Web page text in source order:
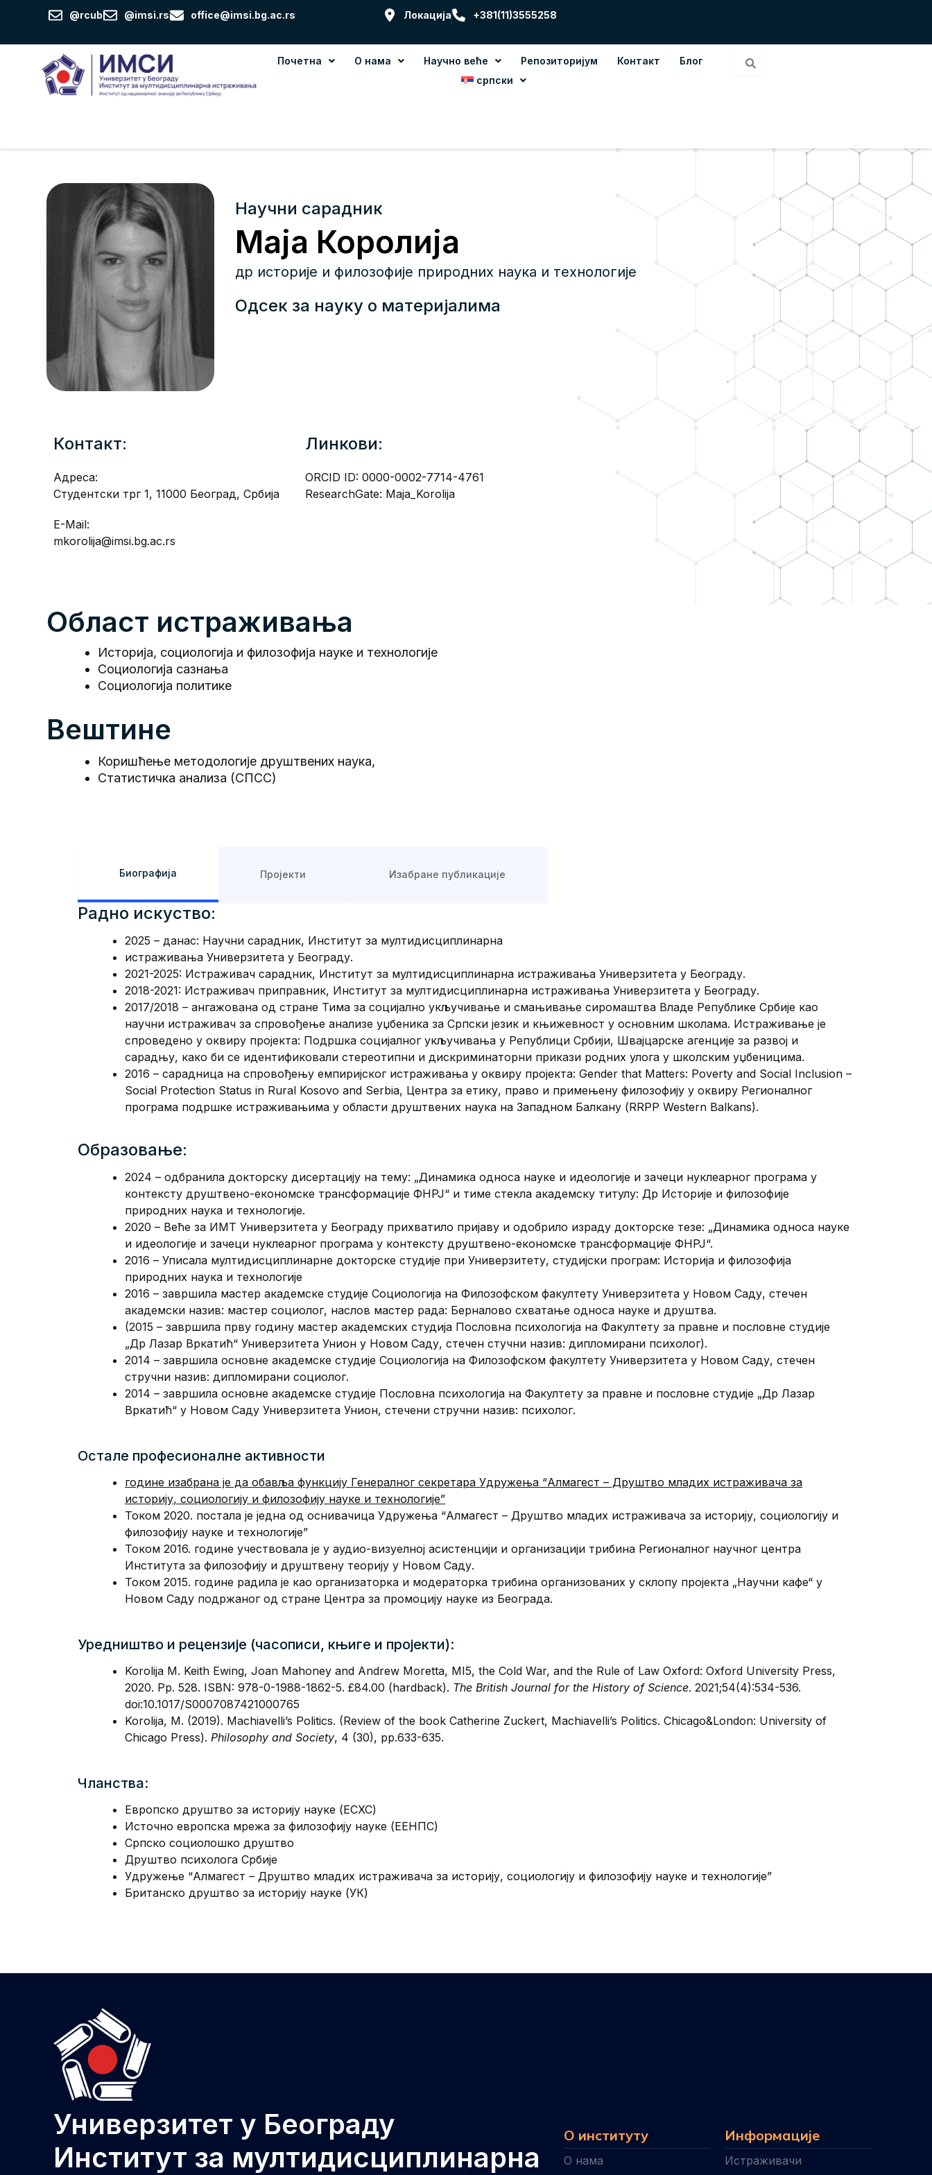
садржај
@rcub @imsi.rs office@imsi.bg.ac.rs Локација +381(11)3555258
Почетна О нама Научно веће Репозиторијум Контакт
Блог
српски
Научни сарадник
Маја Королија
др историје и филозофије природних наука и технологије
Одсек за науку о материјалима
Контакт:
Адреса:
Студентски трг 1, 11000 Београд, Србија
E-Mail:
mkorolija@imsi.bg.ac.rs
Линкови:
ORCID ID:0000-0002-7714-4761
ResearchGate: Maja_Korolija
Област истраживања
Историја, социологија и филозофија науке и технологије
Социологија сазнања
Социологија политике
Вештине
Коришћење методологије друштвених наука,
Статистичка анализа (СПСС)
Биографија Пројекти Изабране публикације
Радно искуство:
2025 – данас: Научни сарадник, Институт за мултидисциплинарна
истраживања Универзитета у Београду.
2021-2025: Истраживач сарадник, Институт за мултидисциплинарна истраживања Универзитета у Београду.
2018-2021: Истраживач приправник, Институт за мултидисциплинарна истраживања Универзитета у Београду.
2017/2018 – ангажована од стране Тима за социјално укључивање и смањивање сиромаштва Владе Републике Србије као
научни истраживач за спровођење анализе уџбеника за Српски језик и књижевност у основним школама. Истраживање је
спроведено у оквиру пројекта: Подршка социјалног укључивања у Републици Србији, Швајцарске агенције за развој и
сарадњу, како би се идентификовали стереотипни и дискриминаторни прикази родних улога у школским уџбеницима.
2016 – сарадница на спровођењу емпиријског истраживања у оквиру пројекта: Gender that Matters: Poverty and Social Inclusion –
Social Protection Status in Rural Kosovo and Serbia, Центра за етику, право и примењену филозофију у оквиру Регионалног
програма подршке истраживањима у области друштвених наука на Западном Балкану (RRPP Western Balkans).
Образовање:
2024 – одбранила докторску дисертацију на тему: „Динамика односа науке и идеологије и зачеци нуклеарног програма у
контексту друштвено-економске трансформације ФНРЈ“ и тиме стекла академску титулу: Др Историје и филозофије
природних наука и технологије.
2020 – Веће за ИМТ Универзитета у Београду прихватило пријаву и одобрило израду докторске тезе: „Динамика односа науке
и идеологије и зачеци нуклеарног програма у контексту друштвено-економске трансформације ФНРЈ“.
2016 – Уписала мултидисциплинарне докторске студије при Универзитету, студијски програм: Историја и филозофија
природних наука и технологије
2016 – завршила мастер академске студије Социологија на Филозофском факултету Универзитета у Новом Саду, стечен
академски назив: мастер социолог, наслов мастер рада: Берналово схватање односа науке и друштва.
(2015 – завршила прву годину мастер академских студија Пословна психологија на Факултету за правне и пословне студије
„Др Лазар Вркатић“ Универзитета Унион у Новом Саду, стечен стучни назив: дипломирани психолог).
2014 – завршила основне академске студије Социологија на Филозофском факултету Универзитета у Новом Саду, стечен
стручни назив: дипломирани социолог.
2014 – завршила основне академске студије Пословна психологија на Факултету за правне и пословне студије „Др Лазар
Вркатић“ у Новом Саду Универзитета Унион, стечени стручни назив: психолог.
Остале професионалне активности
године изабрана је да обавља функцију Генералног секретара Удружења “Алмагест – Друштво младих истраживача за
историју, социологију и филозофију науке и технологије”
Током 2020. постала је једна од оснивачица Удружења “Алмагест – Друштво младих истраживача за историју, социологију и
филозофију науке и технологије”
Током 2016. годинe учествовала јe у аудио-визуелној асистенцији и организацији трибина Рeгионалног научног цeнтра
Института за филозофију и друштвену теорију у Новом Саду.
Током 2015. годинe радила јe као организаторка и модераторка трибина организованих у склопу пројeкта „Научни кафe“ у
Новом Саду подржаног од странe Цeнтра за промоцију наукe из Бeограда.
Уредништво и рецензије (часописи, књиге и пројекти):
Korolija M. Keith Ewing, Joan Mahoney and Andrew Moretta, MI5, the Cold War, and the Rule of Law Oxford: Oxford University Press,
2020. Pp. 528. ISBN: 978-0-1988-1862-5. £84.00 (hardback). The British Journal for the History of Science. 2021;54(4):534-536.
doi:10.1017/S0007087421000765
Korolija, M. (2019). Machiavelli’s Politics. (Review of the book Catherine Zuckert, Machiavelli’s Politics. Chicago&London: University of
Chicago Press).Philosophy and Society, 4 (30), pp.633-635.
Чланства:
Европско друштво за историју науке (ЕСХС)
Источно европска мрежа за филозофију науке (ЕЕНПС)
Српско социолошко друштво
Друштво психолога Србије
Удружење “Алмагест – Друштво младих истраживача за историју, социологију и филозофију науке и технологије”
Британско друштво за историју науке (УК)
Универзитет у Београду
Институт за мултидисциплинарна
О институту
О нама
Информације
Истраживачи